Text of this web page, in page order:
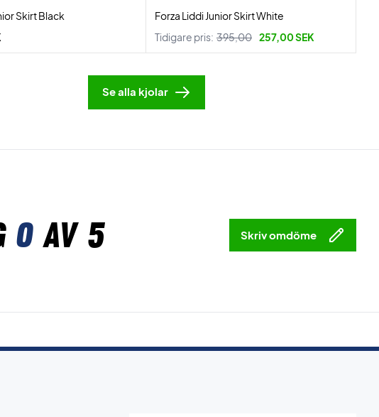
Skirt Black
Forza Liddi Junior Skirt White
Tidigare pris: 395,00 257,00 SEK
Se alla kjolar
0av 5 Skriv omdöme